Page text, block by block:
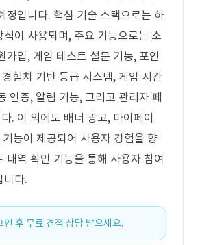
정입니다. 핵심 기술 스택으로는 하
식이 사용되며, 주요 기능으로는 소
가입, 게임 테스트 설문 기능, 포인
험치 기반 등급 시스템, 게임 시간
인증, 알림 기능, 그리고 관리자 페
. 이 외에도 배너 광고, 마이페이
능이 제공되어 사용자 경험을 향
내역 확인 기능을 통해 사용자 참여
니다.
인 후 무료 견적 상담 받으세요.